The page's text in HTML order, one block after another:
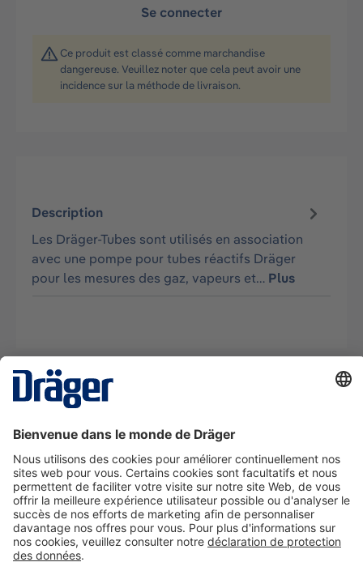
Se connecter
Ce produit est classé comme marchandise
dangereuse. Veuillez noter que cela peut avoir une
incidence sur la méthode de livraison.
Description
Les Dräger-Tubes sont utilisés en association
avec une pompe pour tubes réactifs Dräger
pour les mesures des gaz, vapeurs et… Plus
La technologie
Nous contacter
A propos de Dräger
Informations